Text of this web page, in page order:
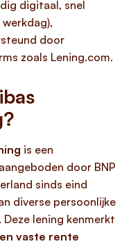
digitaal, snel
door
zoals Lening.com.
is een
door BNP
sinds eind
diverse persoonlijke
lening kenmerkt
vaste rente